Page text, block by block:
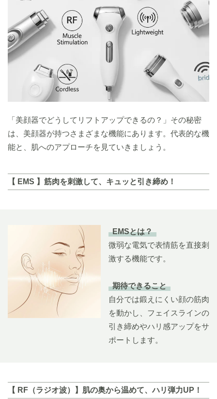
「美顔器でどうしてリフトアップできるの？」その秘密
は、美顔器が持つさまざまな機能にあります。代表的な機
能と、肌へのアプローチを見ていきましょう。
【 EMS 】筋肉を刺激して、キュッと引き締め！
EMSとは？
微弱な電気で表情筋を直接刺
激する機能です。
期待できること
自分では鍛えにくい顔の筋肉
を動かし、フェイスラインの
引き締めやハリ感アップをサ
ポートします。
【 RF（ラジオ波）】肌の奥から温めて、ハリ弾力UP！